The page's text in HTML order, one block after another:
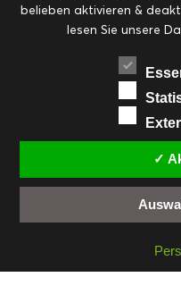
Eingemachtes
RezepteSaisonal
Suppen, Salate
Vorspeisen,
Weihnachten
FACEBOOK
© cookiteasy.at by Simone
belieben aktivieren &
lesen Sie unsere
✓